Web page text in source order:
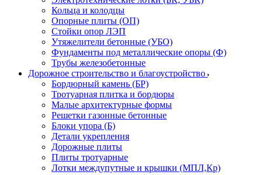
Кольца и колодцы
Опорные плиты (ОП)
Стойки опор ЛЭП
Утяжелители бетонные (УБО)
Фундаменты под металлические опоры (Ф)
Трубы железобетонные
Дорожное строительство и благоустройство
Бордюрный камень (БР)
Тротуарная плитка и бордюры
Малые архитектурные формы
Решетки газонные бетонные
Блоки упора (Б)
Детали укрепления
Дорожные плиты
Плиты тротуарные
Лотки междупутные и крышки (МПЛ,Кр)